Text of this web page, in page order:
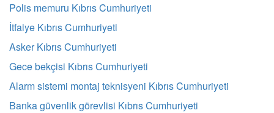
Polis memuru Kıbrıs Cumhuriyeti
İtfaiye Kıbrıs Cumhuriyeti
Asker Kıbrıs Cumhuriyeti
Gece bekçisi Kıbrıs Cumhuriyeti
Alarm sistemi montaj teknisyeni Kıbrıs Cumhuriyeti
Banka güvenlik görevlisi Kıbrıs Cumhuriyeti